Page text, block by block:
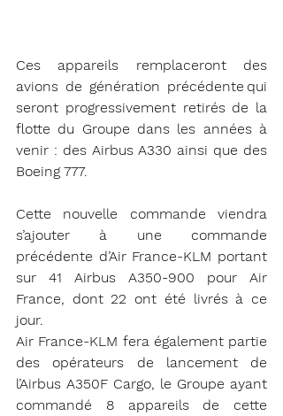
Ces appareils remplaceront des
avions de génération précédente qui
seront progressivement retirés de la
flotte du Groupe dans les années à
venir : des Airbus A330 ainsi que des
Boeing 777.
Cette nouvelle commande viendra
s’ajouter à une commande
précédente d’Air France-KLM portant
sur 41 Airbus A350-900 pour Air
France, dont 22 ont été livrés à ce
jour.
Air France-KLM fera également partie
des opérateurs de lancement de
l’Airbus A350F Cargo, le Groupe ayant
commandé 8 appareils de cette